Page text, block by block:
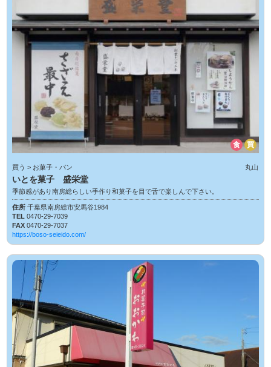
食 買
買う > お菓子・パン 丸山
いとを菓子 盛栄堂
季節感があり南房総らしい手作り和菓子を目で舌で楽しんで下さい。
住所千葉県南房総市安馬谷1984
TEL0470-29-7039
FAX0470-29-7037
https://boso-seieido.com/